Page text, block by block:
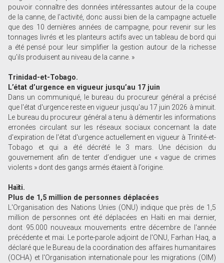
pouvoir connaître des données intéressantes autour de la coupe
de la canne, de l'activité, donc aussi bien de la campagne actuelle
que des 10 dernières années de campagne, pour revenir sur les
tonnages livrés et les planteurs actifs avec un tableau de bord qui
a été pensé pour leur simplifier la gestion autour de la richesse
qu'ils produisent au niveau de la canne. »
Trinidad-et-Tobago.
L’état d’urgence en vigueur jusqu’au 17 juin
Dans un communiqué, le bureau du procureur général a précisé
que l'état d'urgence reste en vigueur jusqu'au 17 juin 2026 à minuit.
Le bureau du procureur général a tenu à démentir les informations
erronées circulant sur les réseaux sociaux concernant la date
d'expiration de l'état d'urgence actuellement en vigueur à Trinité-et-
Tobago et qui a été décrété le 3 mars. Une décision du
gouvernement afin de tenter d’endiguer une « vague de crimes
violents » dont des gangs armés étaient à l’origine.
Haïti.
Plus de 1,5 million de personnes déplacées
L'Organisation des Nations Unies (ONU) indique que près de 1,5
million de personnes ont été déplacées en Haïti en mai dernier,
dont 95.000 nouveaux mouvements entre décembre de l'année
précédente et mai. Le porte-parole adjoint de l'ONU, Farhan Haq, a
déclaré que le Bureau de la coordination des affaires humanitaires
(OCHA) et l'Organisation internationale pour les migrations (OIM)